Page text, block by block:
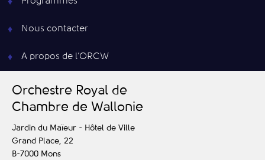
Nous contacter
A propos de l’ORCW
Orchestre Royal de
Chambre de Wallonie
Jardin du Maïeur - Hôtel de Ville
Grand Place, 22
B-7000 Mons